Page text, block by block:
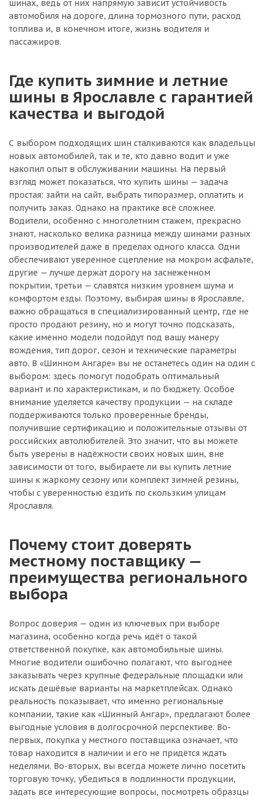
шинах, ведь от них напрямую зависит устойчивость
автомобиля на дороге, длина тормозного пути, расход
топлива и, в конечном итоге, жизнь водителя и
пассажиров.
Где купить зимние и летние
шины в Ярославле с гарантией
качества и выгодой
С выбором подходящих шин сталкиваются как владельцы
новых автомобилей, так и те, кто давно водит и уже
накопил опыт в обслуживании машины. На первый
взгляд может показаться, что купить шины — задача
простая: зайти на сайт, выбрать типоразмер, оплатить и
получить заказ. Однако на практике всё сложнее.
Водители, особенно с многолетним стажем, прекрасно
знают, насколько велика разница между шинами разных
производителей даже в пределах одного класса. Одни
обеспечивают уверенное сцепление на мокром асфальте,
другие — лучше держат дорогу на заснеженном
покрытии, третьи — славятся низким уровнем шума и
комфортом езды. Поэтому, выбирая шины в Ярославле,
важно обращаться в специализированный центр, где не
просто продают резину, но и могут точно подсказать,
какие именно модели подойдут под вашу манеру
вождения, тип дорог, сезон и технические параметры
авто. В «Шинном Ангаре» вы не останетесь один на один с
выбором: здесь помогут подобрать оптимальный
вариант и по характеристикам, и по бюджету. Особое
внимание уделяется качеству продукции — на складе
поддерживаются только проверенные бренды,
получившие сертификацию и положительные отзывы от
российских автолюбителей. Это значит, что вы можете
быть уверены в надёжности своих новых шин, вне
зависимости от того, выбираете ли вы купить летние
шины к жаркому сезону или комплект зимней резины,
чтобы с уверенностью ездить по скользким улицам
Ярославля.
Почему стоит доверять
местному поставщику —
преимущества регионального
выбора
Вопрос доверия — один из ключевых при выборе
магазина, особенно когда речь идёт о такой
ответственной покупке, как автомобильные шины.
Многие водители ошибочно полагают, что выгоднее
заказывать через крупные федеральные площадки или
искать дешёвые варианты на маркетплейсах. Однако
реальность показывает, что именно региональные
компании, такие как «Шинный Ангар», предлагают более
выгодные условия в долгосрочной перспективе. Во-
первых, покупка у местного поставщика означает, что
товар находится в наличии и его не придётся ждать
неделями. Во-вторых, вы всегда можете лично посетить
торговую точку, убедиться в подлинности продукции,
задать все интересующие вопросы, посмотреть образцы